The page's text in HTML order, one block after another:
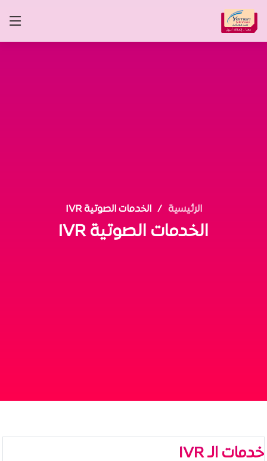
الرئيسية الخدمات الصوتية IVR
الخدمات الصوتية IVR
خدمات الـ IVR